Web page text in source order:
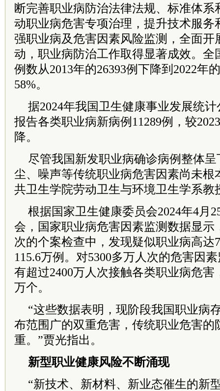
断完善职业病防治法律法规、标准体系
动职业病危害专项治理，提升技术服务
强职业病及危害因素风险监测，全面开
动，职业病防治工作取得显著成效。全
例数从2013年的26393例下降到2022年
58%。
据2024年我国卫生健康事业发展统
报告各类职业病新病例11289例，较
降。
尽管我国新发职业病确诊病例整体
尘、噪声等传统职业病危害因素尚未根
共卫生学院劳动卫生与环境卫生学系教
根据国家卫生健康委员会2024年4月
会，国家职业病危害因素监测数据显示
次的个案检查中，发现疑似职业病高达
115.6万例。对5300多万人次的危害因
有超过2400万人次接触各类职业病危害
万个。
“这些数据表明，现阶段我国职业病
布范围广的双重危害，传统职业危害的
重。”贾光指出。
新型职业健康风险不断涌现
“新技术、新材料、新业态催生的新